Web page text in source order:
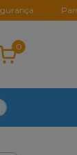
Parcelamento
0